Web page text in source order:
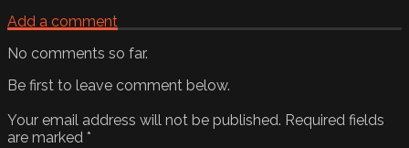
Add a comment
No comments so far.
Be first to leave comment below.
Your email address will not be published. Required fields
are marked *